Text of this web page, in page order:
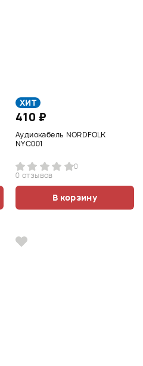
ХИТ
410 ₽
Аудиокабель NORDFOLK
NYC001
0
0 отзывов
В корзину